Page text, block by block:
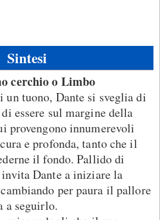
Sintesi
cerchio o Limbo
un tuono, Dante si sveglia di
essere sul margine della
provengono innumerevoli
e profonda, tanto che il
il fondo. Pallido di
Dante a iniziare la
per paura il pallore
a seguirlo.